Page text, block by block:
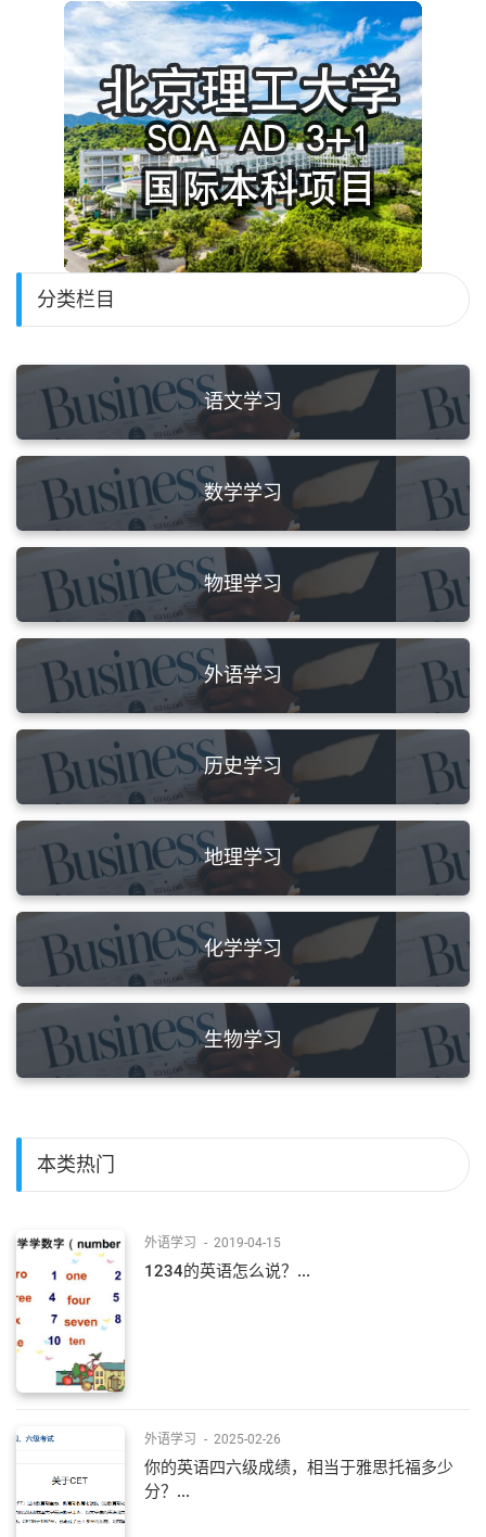
分类栏目
语文学习
数学学习
物理学习
外语学习
历史学习
地理学习
化学学习
生物学习
本类热门
外语学习 - 2019-04-15
1234的英语怎么说？...
外语学习 - 2025-02-26
你的英语四六级成绩，相当于雅思托福多少
分？...